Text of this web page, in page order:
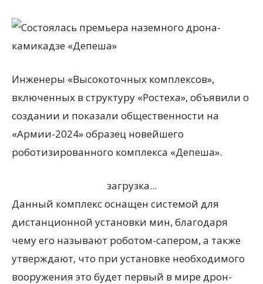
Инженеры «Высокоточных комплексов»,
включенных в структуру «Ростеха», объявили о
создании и показали общественности на
«Армии-2024» образец новейшего
роботизированного комплекса «Депеша».
загрузка...
Данный комплекс оснащен системой для
дистанционной установки мин, благодаря
чему его называют роботом-сапером, а также
утверждают, что при установке необходимого
вооружения это будет первый в мире дрон-